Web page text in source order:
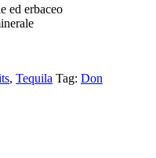
ed erbaceo
, Tequila Tag: Don